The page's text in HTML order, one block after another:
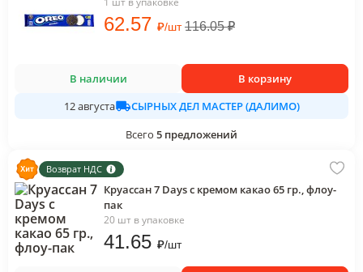
62.57 ₽/шт 116.05 ₽
В наличии
В корзину
12 августа
СЫРНЫХ ДЕЛ МАСТЕР (ДАЛИМО)
Всего 5 предложений
Возврат НДС
Круассан 7 Days с кремом какао 65 гр., флоу-
пак
20 шт в упаковке
41.65 ₽/шт